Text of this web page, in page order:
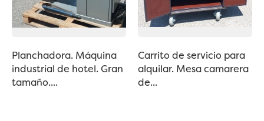
Planchadora. Máquina
industrial de hotel. Gran
tamaño....
Carrito de servicio para
alquilar. Mesa camarera
de...